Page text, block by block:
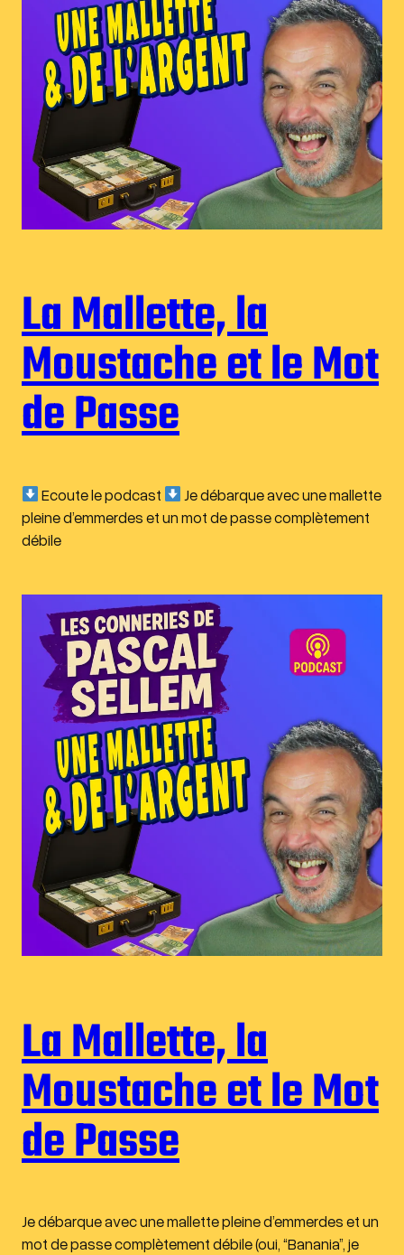
La Mallette, la
Moustache et le Mot
de Passe
Ecoute le podcast
Je débarque avec une mallette
pleine d’emmerdes et un mot de passe complètement
débile
La Mallette, la
Moustache et le Mot
de Passe
Je débarque avec une mallette pleine d’emmerdes et un
mot de passe complètement débile (oui, “Banania”, je